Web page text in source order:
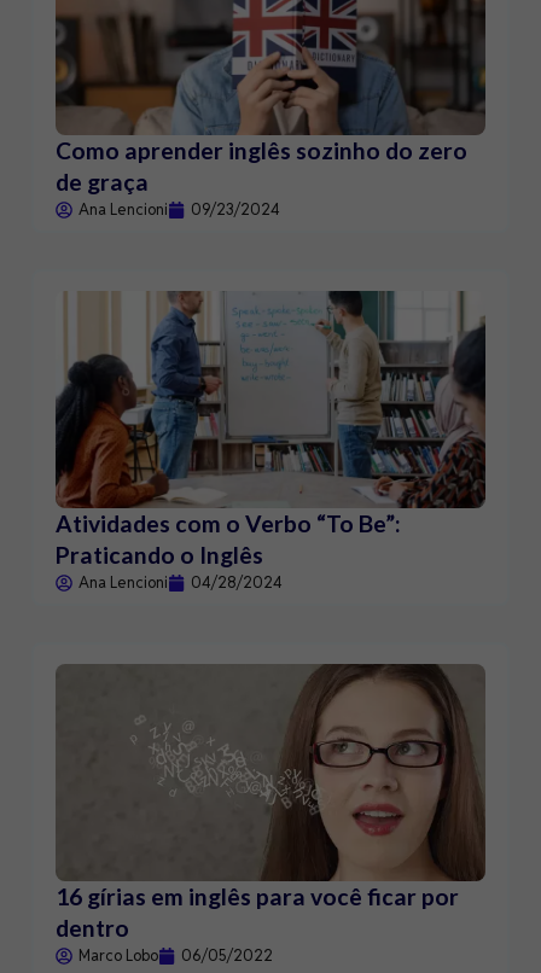
Como aprender inglês sozinho do zero
de graça
Ana Lencioni 09/23/2024
Atividades com o Verbo “To Be”:
Praticando o Inglês
Ana Lencioni 04/28/2024
16 gírias em inglês para você ficar por
dentro
Marco Lobo 06/05/2022